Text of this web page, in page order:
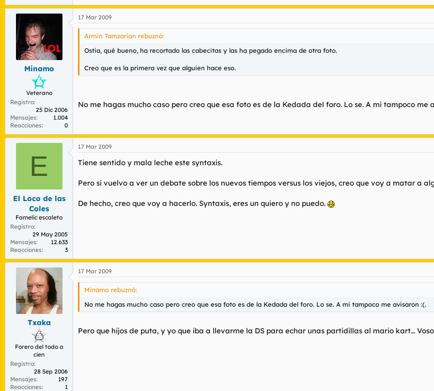
Minamo
Veterano
Registro
25 Dic 2006
Mensajes
1.004
Reacciones
0
17 Mar 2009
Armin Tamzarian rebuznó:
Ostia, qué bueno, ha recortado las cabecitas y las ha pegado encima de otra foto.
Creo que es la primera vez que alguien hace eso.
No me hagas mucho caso pero creo que esa foto es de la Kedada del foro. Lo se. A mi tampoco me
E
El Loco de las
Coles
Famelic escaleto
Registro
29 May 2005
Mensajes
12.633
Reacciones
3
17 Mar 2009
Tiene sentido y mala leche este syntaxis.
Pero si vuelvo a ver un debate sobre los nuevos tiempos versus los viejos, creo que voy a matar a
De hecho, creo que voy a hacerlo. Syntaxis, eres un quiero y no puedo.
Txaka
Forero del todo a
cien
Registro
28 Sep 2006
Mensajes
197
Reacciones
1
17 Mar 2009
Minamo rebuznó:
No me hagas mucho caso pero creo que esa foto es de la Kedada del foro. Lo se. A mi tampoco me avisaron :(.
Pero que hijos de puta, y yo que iba a llevarme la DS para echar unas partidillas al mario kart...